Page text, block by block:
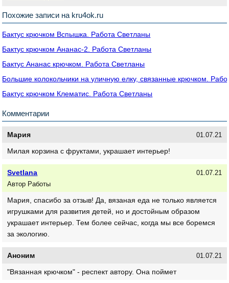
Похожие записи на kru4ok.ru
Бактус крючком Вспышка. Работа Светланы
Бактус крючком Ананас-2. Работа Светланы
Бактус Ананас крючком. Работа Светланы
Большие колокольчики на уличную елку, связанные крючком.
Бактус крючком Клематис. Работа Светланы
Комментарии
Мария 01.07.21
Милая корзина с фруктами, украшает интерьер!
Svetlana
Автор Работы
01.07.21
Мария, спасибо за отзыв! Да, вязаная еда не только является
игрушками для развития детей, но и достойным образом
украшает интерьер. Тем более сейчас, когда мы все боремся
за экологию.
Аноним 01.07.21
"Вязанная крючком" - респект автору. Она поймет